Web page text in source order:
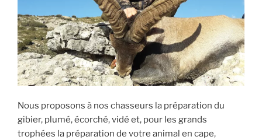
Nous proposons à nos chasseurs la préparation du
gibier, plumé, écorché, vidé et, pour les grands
trophées la préparation de votre animal en cape,